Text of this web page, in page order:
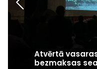
Atvērtā
bezmaksas